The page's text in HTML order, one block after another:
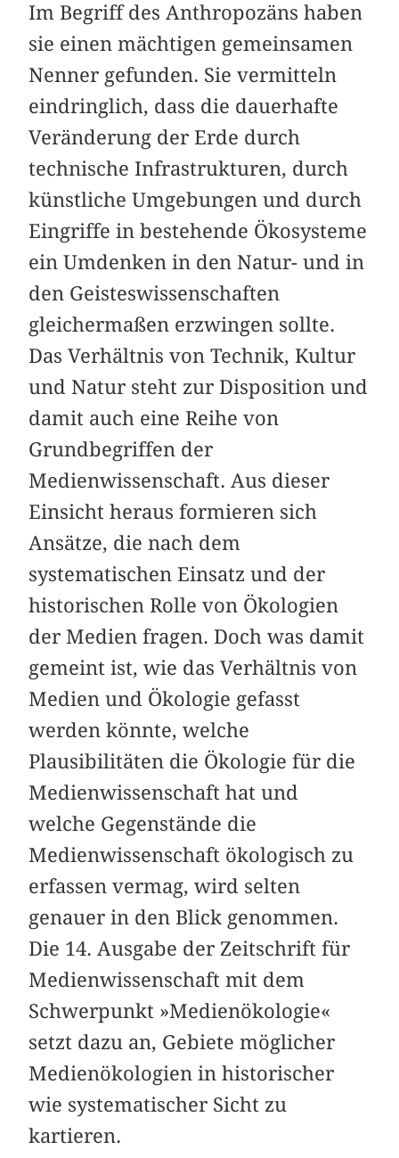
Im Begriff des Anthropozäns haben
sie einen mächtigen gemeinsamen
Nenner gefunden. Sie vermitteln
eindringlich, dass die dauerhafte
Veränderung der Erde durch
technische Infrastrukturen, durch
künstliche Umgebungen und durch
Eingriffe in bestehende Ökosysteme
ein Umdenken in den Natur- und in
den Geisteswissenschaften
gleichermaßen erzwingen sollte.
Das Verhältnis von Technik, Kultur
und Natur steht zur Disposition und
damit auch eine Reihe von
Grundbegriffen der
Medienwissenschaft. Aus dieser
Einsicht heraus formieren sich
Ansätze, die nach dem
systematischen Einsatz und der
historischen Rolle von Ökologien
der Medien fragen. Doch was damit
gemeint ist, wie das Verhältnis von
Medien und Ökologie gefasst
werden könnte, welche
Plausibilitäten die Ökologie für die
Medienwissenschaft hat und
welche Gegenstände die
Medienwissenschaft ökologisch zu
erfassen vermag, wird selten
genauer in den Blick genommen.
Die 14. Ausgabe der Zeitschrift für
Medienwissenschaft mit dem
Schwerpunkt »Medienökologie«
setzt dazu an, Gebiete möglicher
Medienökologien in historischer
wie systematischer Sicht zu
kartieren.